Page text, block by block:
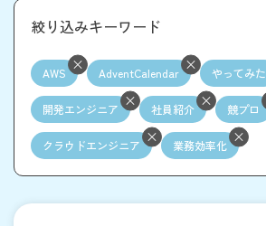
絞り込みキーワード
AWS AdventCalendar やってみた
開発エンジニア 社員紹介 競プロ
クラウドエンジニア 業務効率化